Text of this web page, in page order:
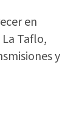
en
Taflo,
y